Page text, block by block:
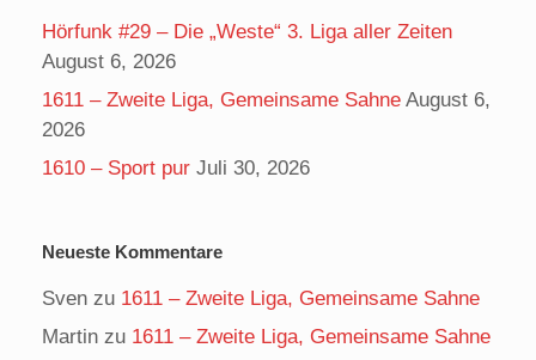
Hörfunk #29 – Die „Weste“ 3. Liga aller Zeiten
August 6, 2026
1611 – Zweite Liga, Gemeinsame Sahne August 6,
2026
1610 – Sport pur Juli 30, 2026
Neueste Kommentare
Sven zu 1611 – Zweite Liga, Gemeinsame Sahne
Martin zu 1611 – Zweite Liga, Gemeinsame Sahne